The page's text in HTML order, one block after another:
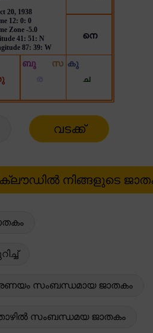
വടക്ക്
സംബന്ധമായ ജാതകം
സംബന്ധമയ ജാതകം